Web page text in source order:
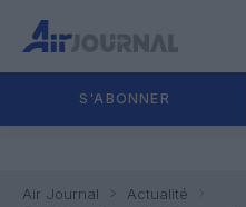
S'ABONNER
Air Journal
Actualité